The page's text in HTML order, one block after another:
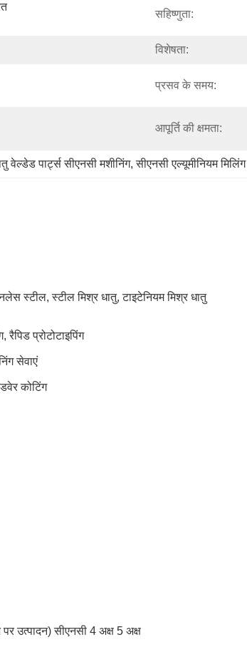
सहिष्णुता:
विशेषता:
प्रसव के समय:
आपूर्ति की क्षमता:
वेल्डेड पार्ट्स सीएनसी मशीनिंग, सीएनसी एल्यूमीनियम मिलिंग
स्टील, स्टील मिश्र धातु, टाइटेनियम मिश्र धातु
प्रोटोटाइपिंग
सेवाएं
कोटिंग
उत्पादन) सीएनसी 4 अक्ष 5 अक्ष